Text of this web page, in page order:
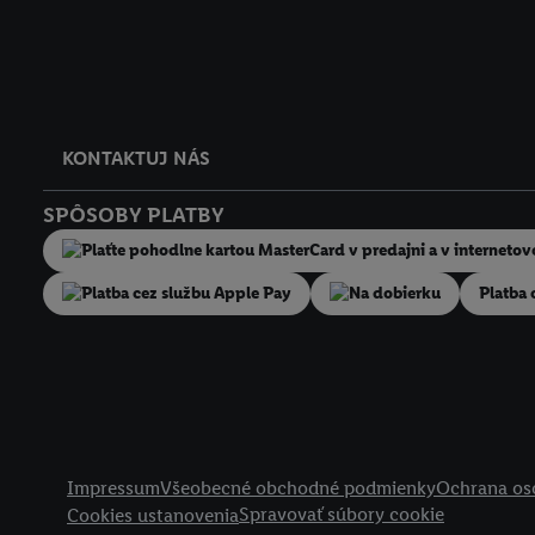
KONTAKTUJ NÁS
SPÔSOBY PLATBY
Na dobierku Platba
ImpressumVšeobecné obchodné podmienkyOchrana
Cookies ustanoveniaSpravovať súbory cookie